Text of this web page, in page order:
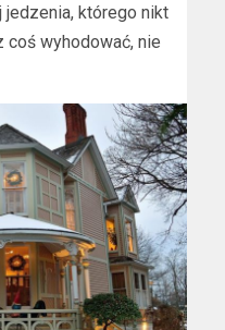
jedzenia, którego nikt
coś wyhodować, nie